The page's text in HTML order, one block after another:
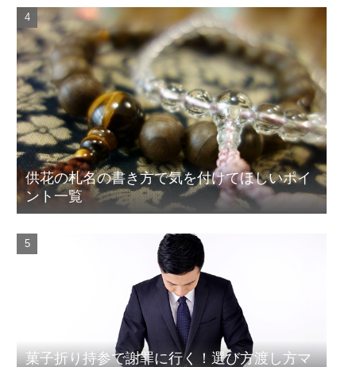
供花の札名の書き方で気を付けてほしいポイ
ント一覧
菓子折り持参で謝罪に行く！選び方渡し方マ